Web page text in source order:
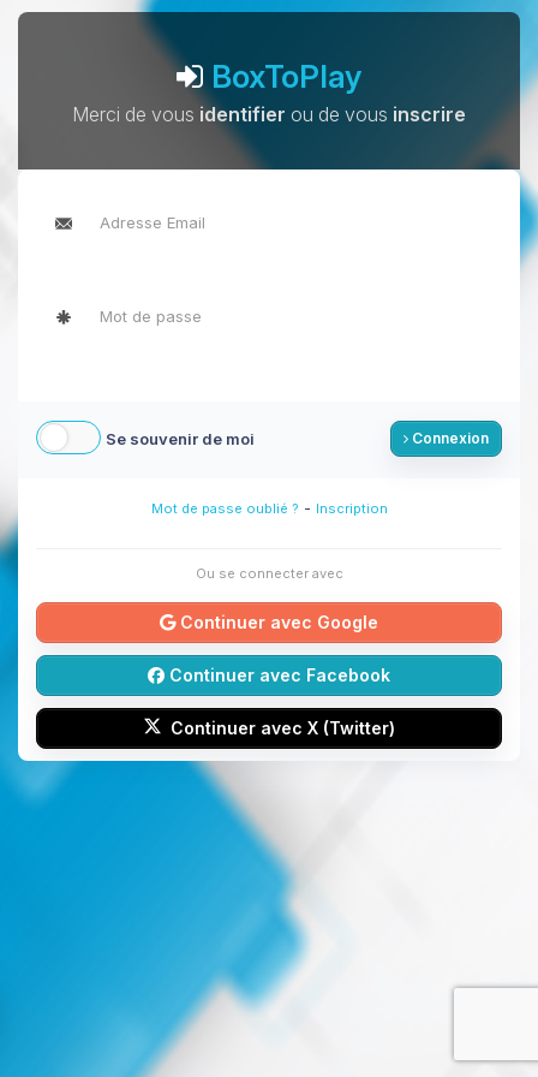
BoxToPlay
Merci de vous identifier ou de vous inscrire
Se souvenir de moi Connexion
Mot de passe oublié ? - Inscription
Ou se connecter avec
Continuer avec Google
Continuer avec Facebook
Continuer avec X (Twitter)